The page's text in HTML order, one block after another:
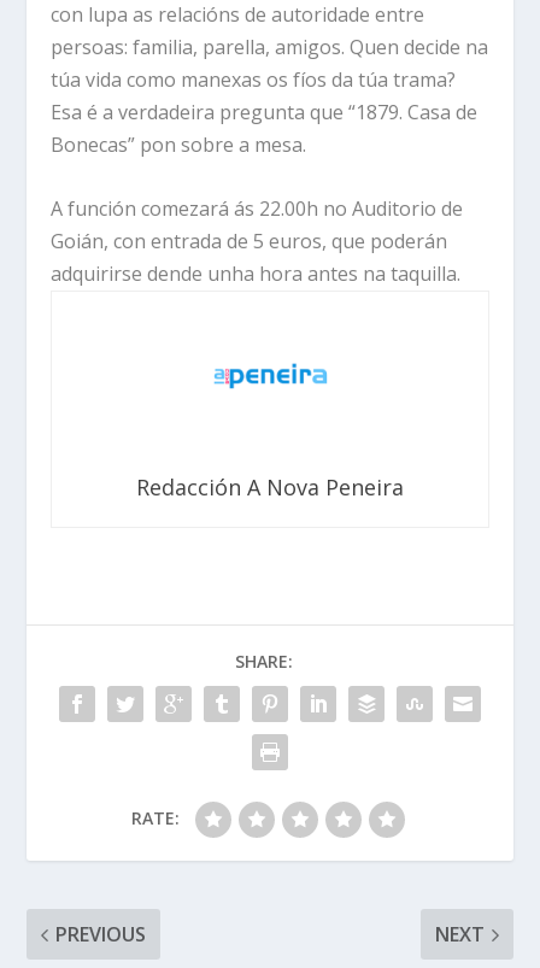
con lupa as relacións de autoridade entre
persoas: familia, parella, amigos. Quen decide na
túa vida como manexas os fíos da túa trama?
Esa é a verdadeira pregunta que “1879. Casa de
Bonecas” pon sobre a mesa.
A función comezará ás 22.00h no Auditorio de
Goián, con entrada de 5 euros, que poderán
adquirirse dende unha hora antes na taquilla.
Redacción A Nova Peneira
SHARE:
RATE:
PREVIOUS NEXT